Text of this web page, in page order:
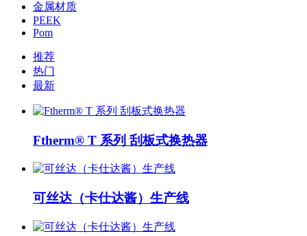
金属材质
PEEK
Pom
推荐
热门
最新
Ftherm® T 系列 刮板式换热器
可丝达（卡仕达酱）生产线